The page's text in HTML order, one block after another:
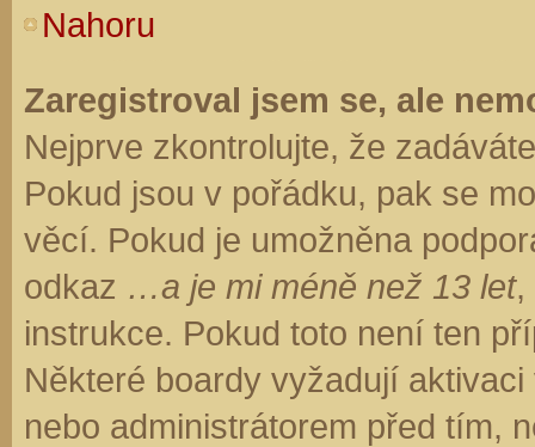
Nahoru
Zaregistroval jsem se, ale
Nejprve zkontrolujte, že
Pokud jsou v pořádku, pak se
věcí. Pokud je umožněna
odkaz …a je mi méně než 13 let,
instrukce. Pokud toto není ten
Některé boardy vyžadují
nebo administrátorem před tím,